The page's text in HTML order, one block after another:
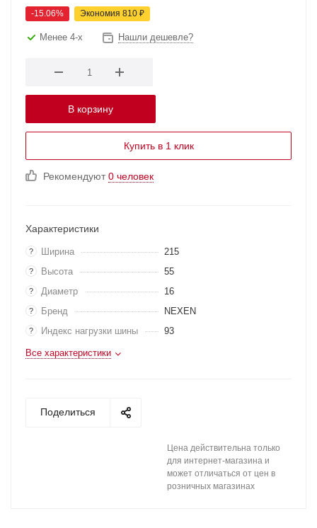
-15.06% Экономия 810 ₽
Менее 4-х Нашли дешевле?
В корзину
Купить в 1 клик
Рекомендуют0 человек
Характеристики
? Ширина 215
? Высота 55
? Диаметр 16
? Бренд NEXEN
? Индекс нагрузки шины 93
Все характеристики
Поделиться
Цена действительна только
для интернет-магазина и
может отличаться от цен в
розничных магазинах